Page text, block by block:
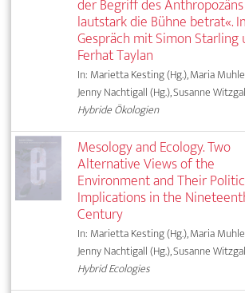
der Begriff des Anthropozäns
lautstark die Bühne betrat«.
Gespräch mit Simon Starling
Ferhat Taylan
In: Marietta Kesting (Hg.), Maria
Jenny Nachtigall (Hg.), Susanne
Hybride Ökologien
Mesology and Ecology. Two
Alternative Views of the
Environment and Their
Implications in the
Century
In: Marietta Kesting (Hg.), Maria
Jenny Nachtigall (Hg.), Susanne
Hybrid Ecologies